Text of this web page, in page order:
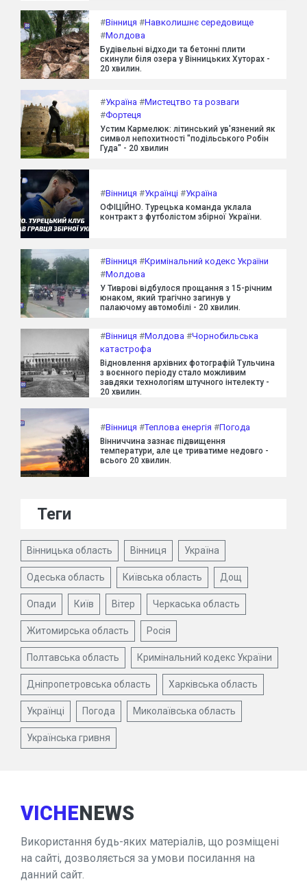
#Вінниця #Навколишнє середовище
#Молдова
Будівельні відходи та бетонні плити
скинули біля озера у Вінницьких Хуторах -
20 хвилин.
#Україна #Мистецтво та розваги
#Фортеця
Устим Кармелюк: літинський ув'язнений як
символ непохитності "подільського Робін
Гуда" - 20 хвилин
#Вінниця #Українці #Україна
ОФІЦІЙНО. Турецька команда уклала
контракт з футболістом збірної України.
#Вінниця #Кримінальний кодекс України
#Молдова
У Тиврові відбулося прощання з 15-річним
юнаком, який трагічно загинув у
палаючому автомобілі - 20 хвилин.
#Вінниця #Молдова #Чорнобильська
катастрофа
Відновлення архівних фотографій Тульчина
з воєнного періоду стало можливим
завдяки технологіям штучного інтелекту -
20 хвилин.
#Вінниця #Теплова енергія #Погода
Вінниччина зазнає підвищення
температури, але це триватиме недовго -
всього 20 хвилин.
Теги
Вінницька область Вінниця Україна
Одеська область Київська область Дощ
Опади Київ Вітер Черкаська область
Житомирська область Росія
Полтавська область Кримінальний кодекс України
Дніпропетровська область Харківська область
Українці Погода Миколаївська область
Українська гривня
VICHENEWS
Використання будь-яких матеріалів, що розміщені
на сайті, дозволяється за умови посилання на
данний сайт.